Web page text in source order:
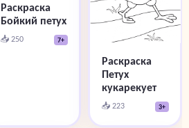
Раскраска
Бойкий петух
📥 250 7+
Раскраска
Петух
кукарекует
📥 223 3+